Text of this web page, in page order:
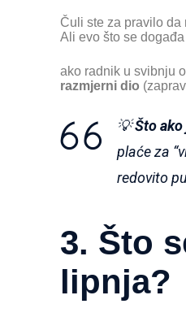
Čuli ste za pravilo da
Ali evo što se
ako radnik u svibnju
razmjerni dio
💡Što
plaće za
redovito
3. Što
lipnja?